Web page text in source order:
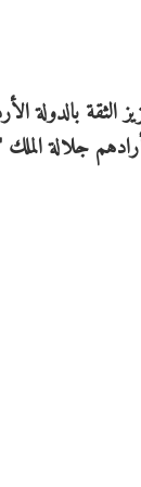
بالدولة
جلالة